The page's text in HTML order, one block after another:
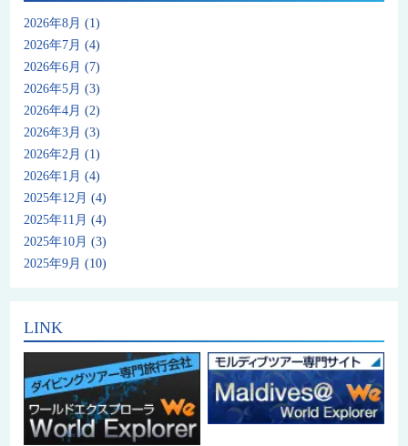
2026年8月 (1)
2026年7月 (4)
2026年6月 (7)
2026年5月 (3)
2026年4月 (2)
2026年3月 (3)
2026年2月 (1)
2026年1月 (4)
2025年12月 (4)
2025年11月 (4)
2025年10月 (3)
2025年9月 (10)
LINK